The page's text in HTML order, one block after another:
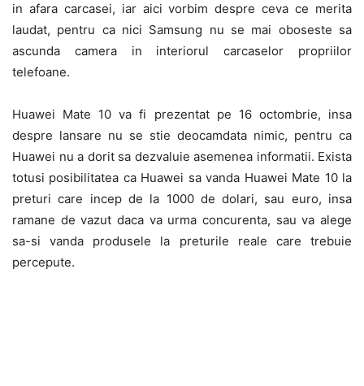
in afara carcasei, iar aici vorbim despre ceva ce merita
laudat, pentru ca nici Samsung nu se mai oboseste sa
ascunda camera in interiorul carcaselor propriilor
telefoane.
Huawei Mate 10 va fi prezentat pe 16 octombrie, insa
despre lansare nu se stie deocamdata nimic, pentru ca
Huawei nu a dorit sa dezvaluie asemenea informatii. Exista
totusi posibilitatea ca Huawei sa vanda Huawei Mate 10 la
preturi care incep de la 1000 de dolari, sau euro, insa
ramane de vazut daca va urma concurenta, sau va alege
sa-si vanda produsele la preturile reale care trebuie
percepute.